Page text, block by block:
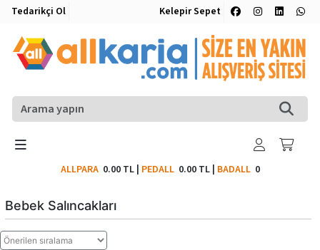
Tedarikçi Ol Kelepir Sepet
ALLPARA 0.00 TL| PEDALL 0.00 TL| BADALL0
Bebek Salıncakları